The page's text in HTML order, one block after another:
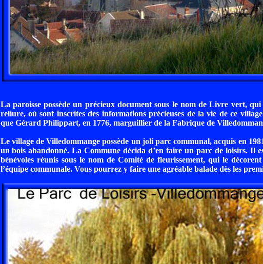
La paroisse possède un précieux document sous le nom de Livre vert,
reliure, où sont inscrites des informations précieuses de la vie de ce
que Gérard Philippart, en 1776, marguillier de la Fabrique de
Le village de Villedommange possède un joli parc communal, acquis en
un bois abandonné. La Commune décida d’en faire un parc de loisirs. Il
bénévoles réunis sous le nom de Comité de fleurissement, qui le
l’équipe communale. Vous pourrez y faire une agréable balade dès les